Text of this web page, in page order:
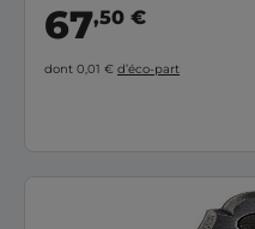
67,50 €
dont 0,01 € d’éco-part